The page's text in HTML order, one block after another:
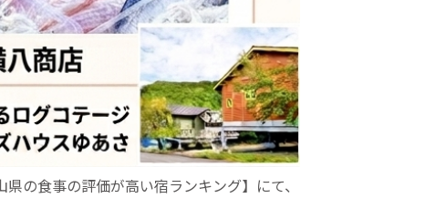
の食事の評価が高い宿ランキング】にて、